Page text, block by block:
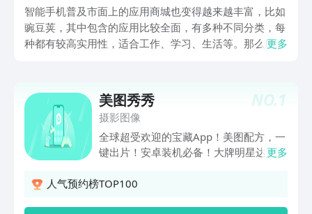
智能手机普及市面上的应用商城也变得越来越丰富，比如
豌豆荚，其中包含的应用比较全面，有多种不同分类，每
种都有较高实用性，适合工作、学习、生活等。那么应用
app，我们一起看看。
更多
NO.1
美图秀秀
摄影图像
全球超受欢迎的宝藏App！美图配方，一
键出片！安卓装机必备！大牌明星达人都
转数字世界===【AI绘画】火遍全网的二
更多
人气预约榜TOP100